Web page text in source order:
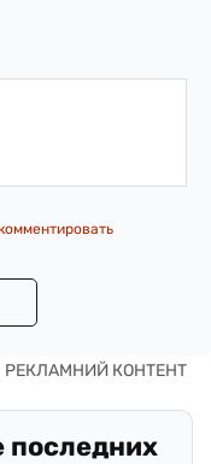
последних